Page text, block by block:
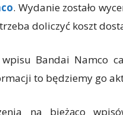
. Wydanie zostało
doliczyć koszt
Bandai Namco
to będziemy go
na bieżąco